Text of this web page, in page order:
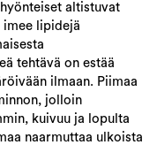
altistuvat
imee lipidejä
tehtävä on estää
ilmaan. Piimaa
jolloin
kuivuu ja lopulta
naarmuttaa ulkoista